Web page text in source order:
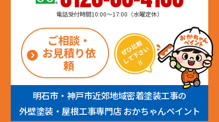
電話受付時間10:00～17:00（水曜定休）
ご相談・
お見積り依
頼
明石市・神戸市近郊地域密着塗装工事の
外壁塗装・屋根工事専門店 おかちゃんペイント